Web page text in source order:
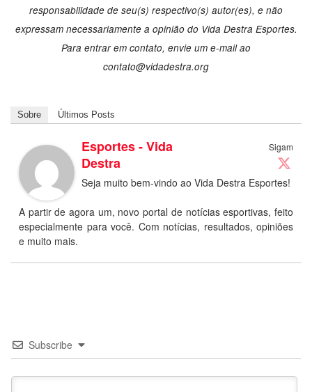
responsabilidade de seu(s) respectivo(s) autor(es), e não
expressam necessariamente a opinião do Vida Destra Esportes.
Para entrar em contato, envie um e-mail ao
contato@vidadestra.org
Sobre Últimos Posts
Sigam
Esportes - Vida
Destra
Seja muito bem-vindo ao Vida Destra Esportes!
A partir de agora um, novo portal de notícias esportivas, feito
especialmente para você. Com notícias, resultados, opiniões
e muito mais.
Subscribe